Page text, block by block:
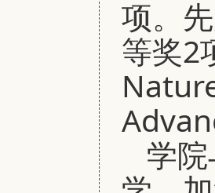
项。
等奖2
学